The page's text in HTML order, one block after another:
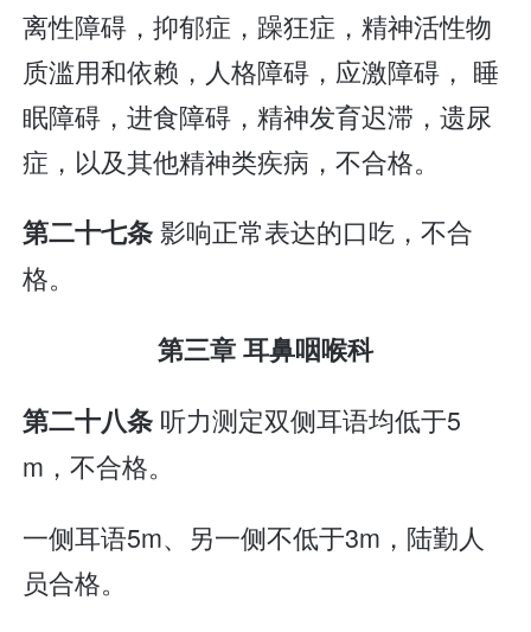
离性障碍，抑郁症，躁狂症，精神活性物
质滥用和依赖，人格障碍，应激障碍， 睡
眠障碍，进食障碍，精神发育迟滞，遗尿
症，以及其他精神类疾病，不合格。
第二十七条影响正常表达的口吃，不合
格。
第三章 耳鼻咽喉科
第二十八条 听力测定双侧耳语均低于5
m，不合格。
一侧耳语5m、另一侧不低于3m，陆勤人
员合格。